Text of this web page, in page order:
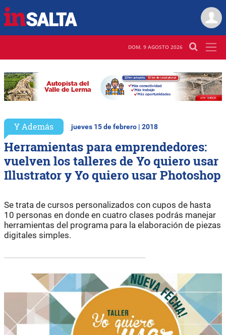
DOM. 9 AGOSTO 2026
Y Además jueves 15 de febrero | 2018
Herramientas para emprendedores:
vuelven los talleres de Yo quiero usar
Illustrator y Yo quiero usar Photoshop
Se trata de cursos personalizados con cupos de hasta
10 personas en donde en cuatro clases podrás manejar
herramientas del programa para la elaboración de piezas
digitales simples.